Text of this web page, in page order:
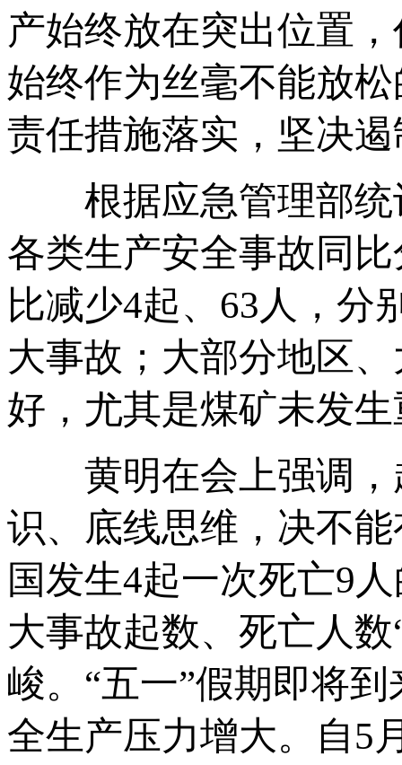
产始终放在突出位置
始终作为丝毫不能放
责任措施落实，坚决
根据应急管理部统
各类生产安全事故同
比减少4起、63人，分
大事故；大部分地区
好，尤其是煤矿未发
黄明在会上强调，
识、底线思维，决不
国发生4起一次死亡9
大事故起数、死亡人
峻。“五一”假期即将
全生产压力增大。自5